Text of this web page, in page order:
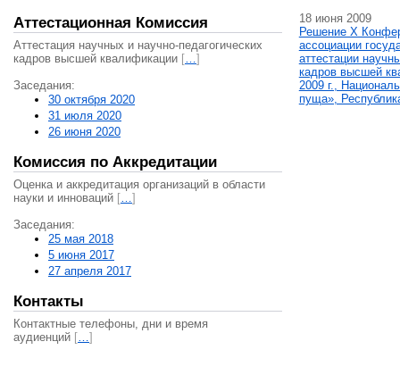
Аттестационная Комиссия
Аттестация научных и научно-педагогических
кадров высшей квалификации […]
Заседания:
30 октября 2020
31 июля 2020
26 июня 2020
Комиссия по Аккредитации
Оценка и аккредитация организаций в области
науки и инноваций […]
Заседания:
25 мая 2018
5 июня 2017
27 апреля 2017
Контакты
Контактные телефоны, дни и время
аудиенций […]
18 июня 2009
Решение X
ассоциации
аттестации
кадров высшей
2009 г.,
пуща»,